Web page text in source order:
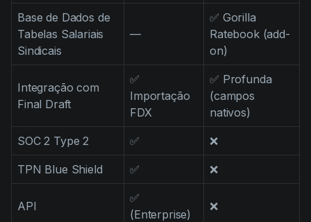
Base de Dados de
Tabelas Salariais
Sindicais
—
✅ Gorilla
Ratebook (add-
on)
Integração com
Final Draft
✅
Importação
FDX
✅ Profunda
(campos
nativos)
SOC 2 Type 2 ✅ ❌
TPN Blue Shield ✅ ❌
API
✅
(Enterprise)
❌